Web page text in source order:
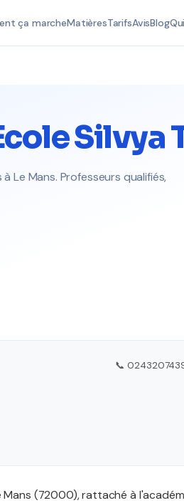
ça marcheMatièresTarifsAvisBlog
Silvya
Le Mans. Professeurs qualifiés,
📞
Mans (72000), rattaché à